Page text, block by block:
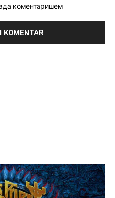
коментаришем.